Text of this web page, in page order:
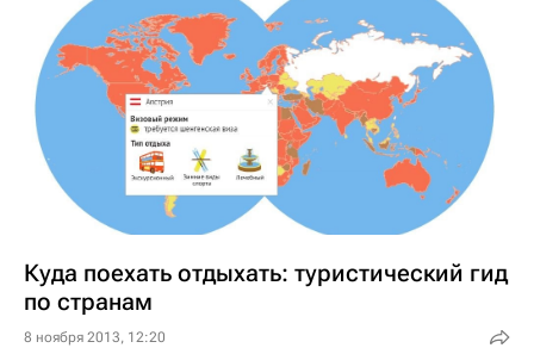
Куда поехать отдыхать: туристический гид
по странам
8 ноября 2013, 12:20